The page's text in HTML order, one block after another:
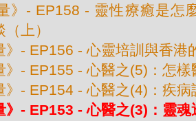
》- EP158 - 靈性療癒是怎
上）
》- EP156 - 心靈培訓與香港
》- EP155 - 心醫之(5)：怎
》- EP154 - 心醫之(4)：疾
》- EP153 - 心醫之(3)：靈